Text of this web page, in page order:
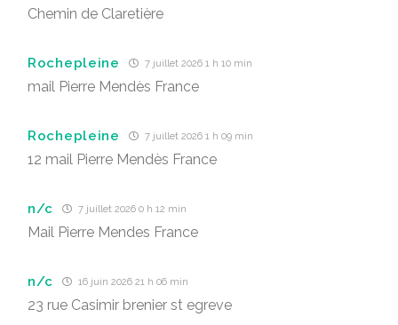
Chemin de Claretière
Rochepleine 7 juillet 2026 1 h 10 min
mail Pierre Mendès France
Rochepleine 7 juillet 2026 1 h 09 min
12 mail Pierre Mendès France
n/c 7 juillet 2026 0 h 12 min
Mail Pierre Mendes France
n/c 16 juin 2026 21 h 06 min
23 rue Casimir brenier st egreve